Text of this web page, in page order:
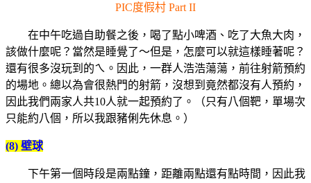
PIC度假村 Part II
在中午吃過自助餐之後，喝了點小啤酒、吃了大魚大肉，
該做什麼呢？當然是睡覺了～但是，怎麼可以就這樣睡著呢？
還有很多沒玩到的ㄟ。因此，一群人浩浩蕩蕩，前往射箭預約
的場地。總以為會很熱門的射箭，沒想到竟然都沒有人預約，
因此我們兩家人共10人就一起預約了。（只有八個靶，單場次
只能約八個，所以我跟豬俐先休息。）
(8) 壁球
下午第一個時段是兩點鐘，距離兩點還有點時間，因此我